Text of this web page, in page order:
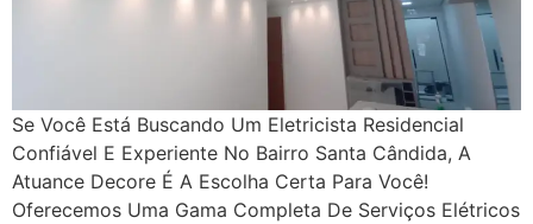
Se Você Está Buscando Um Eletricista Residencial
Confiável E Experiente No Bairro Santa Cândida, A
Atuance Decore É A Escolha Certa Para Você!
Oferecemos Uma Gama Completa De Serviços Elétricos